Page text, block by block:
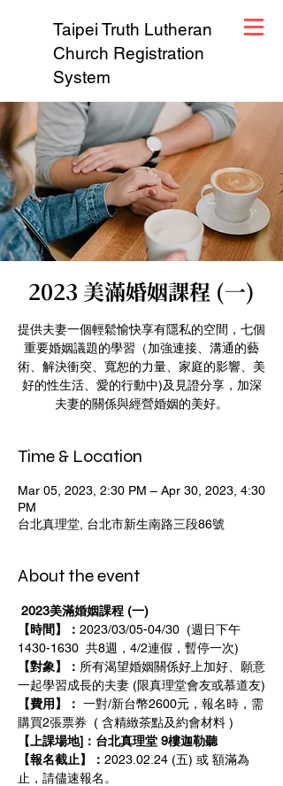
Taipei Truth Lutheran
Church Registration
System
2023 美滿婚姻課程 (一)
提供夫妻一個輕鬆愉快享有隱私的空間，七個
重要婚姻議題的學習（加強連接、溝通的藝
術、解決衝突、寬恕的力量、家庭的影響、美
好的性生活、愛的行動中)及見證分享，加深
夫妻的關係與經營婚姻的美好。
Time & Location
Mar 05, 2023, 2:30 PM – Apr 30, 2023, 4:30
PM
台北真理堂, 台北市新生南路三段86號
About the event
2023美滿婚姻課程 (一)
【時間】： 2023/03/05-04/30  (週日下午
1430-1630  共8週，4/2連假，暫停一次)
【對象】： 所有渴望婚姻關係好上加好、願意
一起學習成長的夫妻 (限真理堂會友或慕道友)
【費用】： 一對/新台幣2600元，報名時，需
購買2張票券  ( 含精緻茶點及約會材料 )
【上課場地]：台北真理堂 9樓迦勒聽
【報名截止】： 2023.02.24 (五) 或 額滿為
止，請儘速報名。